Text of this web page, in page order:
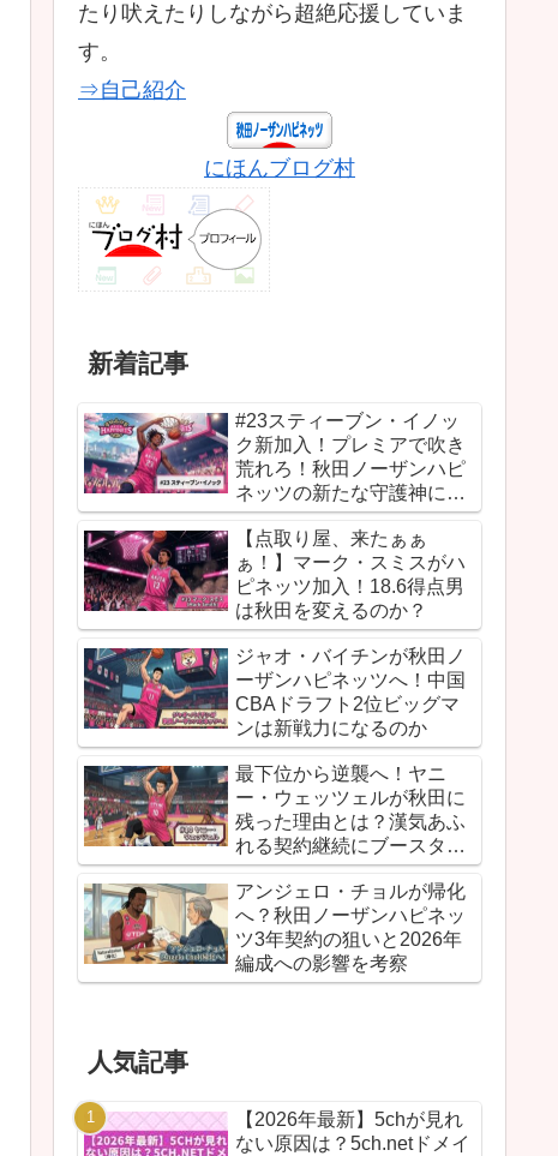
たり吠えたりしながら超絶応援していま
す。
⇒自己紹介
にほんブログ村
新着記事
#23スティーブン・イノッ
ク新加入！プレミアで吹き
荒れろ！秋田ノーザンハピ
ネッツの新たな守護神にな
るか
【点取り屋、来たぁぁ
ぁ！】マーク・スミスがハ
ピネッツ加入！18.6得点男
は秋田を変えるのか？
ジャオ・バイチンが秋田ノ
ーザンハピネッツへ！中国
CBAドラフト2位ビッグマ
ンは新戦力になるのか
最下位から逆襲へ！ヤニ
ー・ウェッツェルが秋田に
残った理由とは？漢気あふ
れる契約継続にブースター
が胸を熱くしたワケ
アンジェロ・チョルが帰化
へ？秋田ノーザンハピネッ
ツ3年契約の狙いと2026年
編成への影響を考察
人気記事
【2026年最新】5chが見れ
ない原因は？5ch.netドメイ